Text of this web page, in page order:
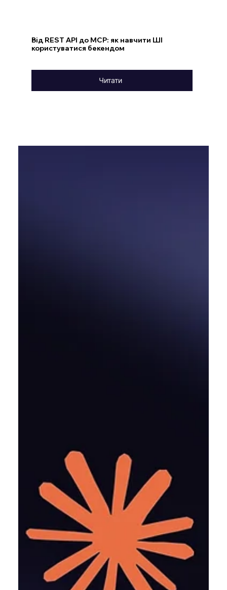
Від REST API до MCP: як навчити ШІ
користуватися бекендом
Читати